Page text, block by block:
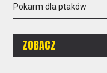
Pokarm dla ptaków
ZOBACZ